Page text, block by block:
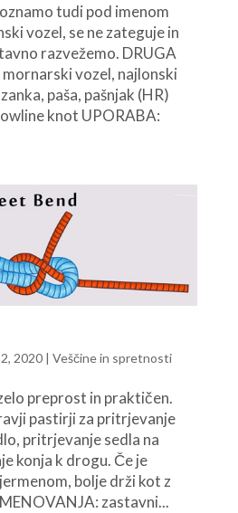
tudi pod imenom
vozel, se ne zateguje in
razvežemo. DRUGA
vozel, najlonski
paša, pašnjak (HR)
knot UPORABA:
2020| Veščine in spretnosti
preprost in praktičen.
pastirji za pritrjevanje
pritrjevanje sedla na
konja k drogu. Če je
bolje drži kot z
zastavni...